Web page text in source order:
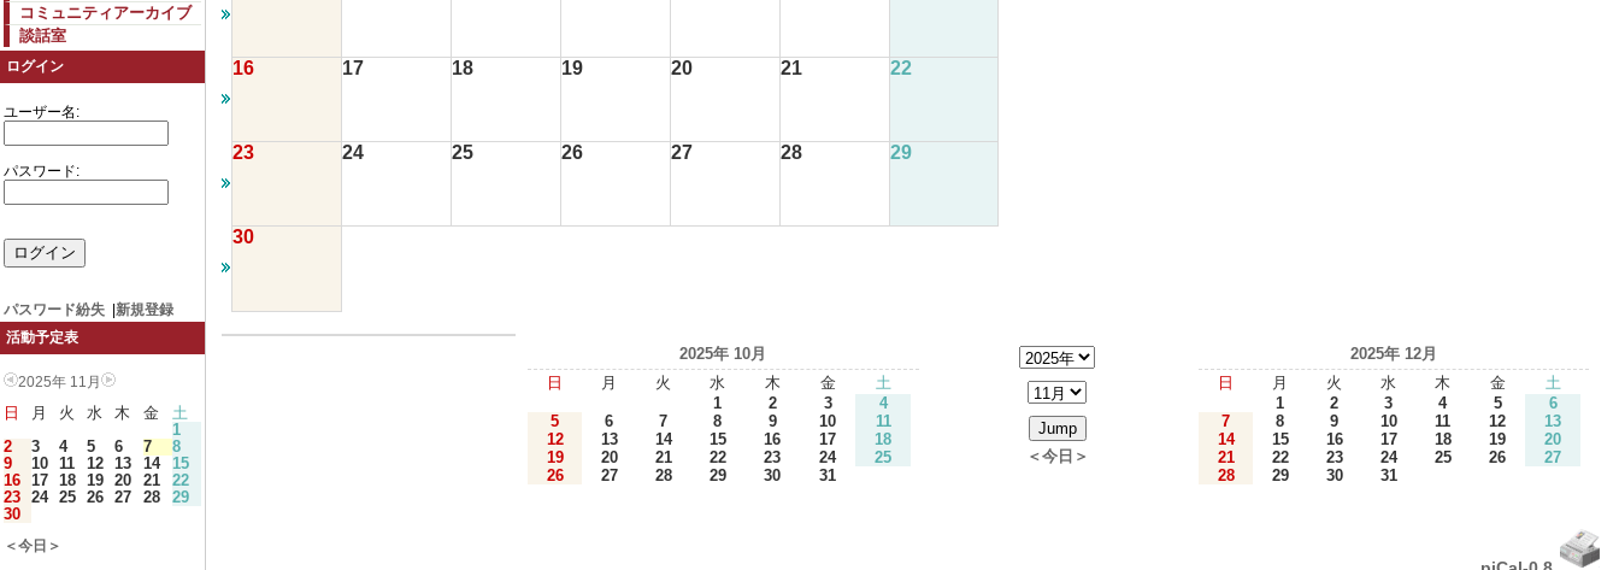
コミュニティアーカイブ
談話室
ログイン
ユーザー名:
パスワード:
パスワード紛失
新規登録
活動予定表
2025年 11月
日 月 火 水 木 金
土
1
2
3 4 5 6 7
8
9
10 11 12 13 14
15
16 17 18 19 20 21
22
23 24 25 26 27 28
29
30
＜今日＞
16 17 18 19 20 21 22
23 24 25 26 27 28 29
30
2025年 10月
日
月 火 水 木 金
土
1
2 3
4
5
6 7 8 9 10
11
12
13 14 15 16 17
18
19
20 21 22 23 24
25
26
27 28 29 30 31
＜今日＞
2025年 12月
日
月 火 水 木 金
土
1
2 3 4 5
6
7
8 9 10 11 12
13
14
15 16 17 18 19
20
21
22 23 24 25 26
27
28
29 30 31